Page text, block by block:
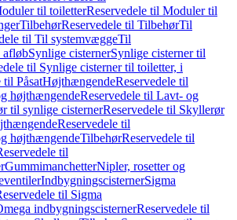
til toiletterReservedele til Moduler til
TilbehørReservedele til TilbehørTil
til Til systemvæggeTil
afløbSynlige cisternerSynlige cisterner til
til Synlige cisterner til toiletter, i
til PåsatHøjthængendeReservedele til
højthængendeReservedele til Lavt- og
til synlige cisternerReservedele til Skyllerør
Reservedele til
højthængendeTilbehørReservedele til
til
GummimanchetterNipler, rosetter og
IndbygningscisternerSigma
til Sigma
indbygningscisternerReservedele til